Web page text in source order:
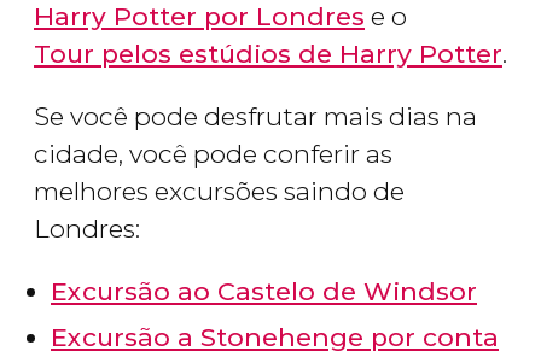
Harry Potter por Londres e o
Tour pelos estúdios de Harry Potter.
Se você pode desfrutar mais dias na
cidade, você pode conferir as
melhores excursões saindo de
Londres:
Excursão ao Castelo de Windsor
Excursão a Stonehenge por conta